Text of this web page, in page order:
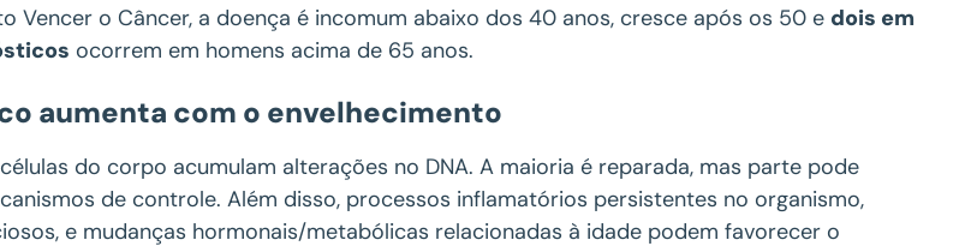
Vencer o Câncer, a doença é incomum abaixo dos 40 anos, cresce após os 50 e dois em
ocorrem em homens acima de 65 anos.
aumenta com o envelhecimento
do corpo acumulam alterações no DNA. A maioria é reparada, mas parte pode
de controle. Além disso, processos inflamatórios persistentes no organismo,
e mudanças hormonais/metabólicas relacionadas à idade podem favorecer o